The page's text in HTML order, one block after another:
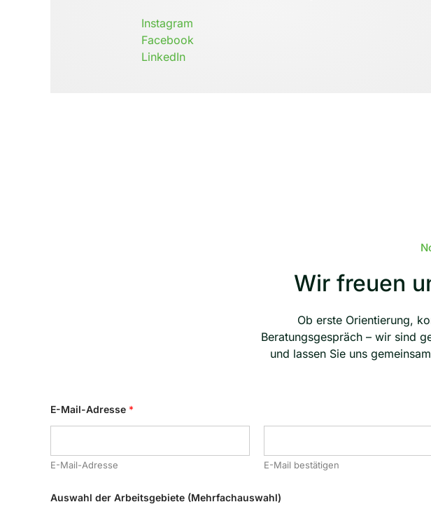
Instagram
Facebook
LinkedIn
Wir freuen
Ob erste Orientierung,
Beratungsgespräch – wir sind
und lassen Sie uns
E-Mail-Adresse *
E-Mail-Adresse E-Mail bestätigen
Auswahl der Arbeitsgebiete (Mehrfachauswahl)